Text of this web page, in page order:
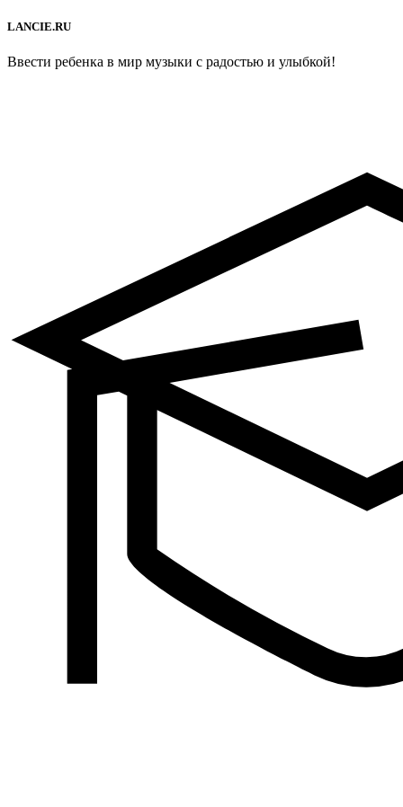
LANCIE.RU
Ввести ребенка в мир музыки с радостью и улыбкой!